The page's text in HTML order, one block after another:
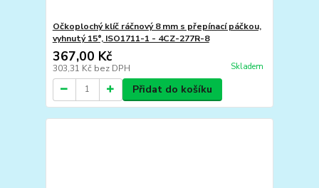
Očkoplochý klíč ráčnový 8 mm s přepínací páčkou,
vyhnutý 15°, ISO1711-1 - 4CZ-277R-8
367,00 Kč
303,31 Kč bez DPH Skladem
Přidat do košíku